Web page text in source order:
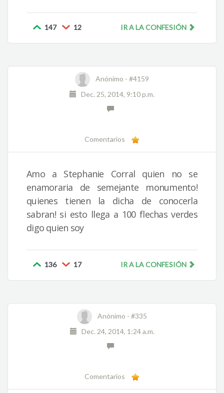
147 12 IR A LA CONFESIÓN
Anónimo - #4159
Dec. 25, 2014, 9:10 p.m.
Comentarios
Amo a Stephanie Corral quien no se
enamoraria de semejante monumento!
quienes tienen la dicha de conocerla
sabran! si esto llega a 100 flechas verdes
digo quien soy
136 17 IR A LA CONFESIÓN
Anónimo - #335
Dec. 24, 2014, 1:24 a.m.
Comentarios